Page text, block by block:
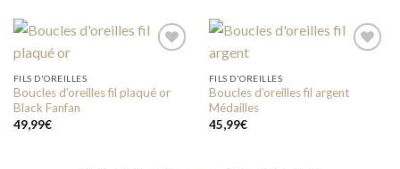
Add to
FILS D'OREILLES
Boucles d’oreilles fil plaqué or
Black Fanfan
49,99€
Add to
FILS D'OREILLES
Boucles d’oreilles fil argent
Médailles
45,99€